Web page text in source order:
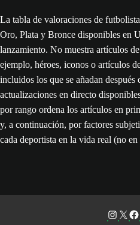
La tabla de valoraciones de
Oro, Plata y Bronce disponibles en
lanzamiento. No muestra artículos
ejemplo, héroes, iconos o artículos
incluidos los que se añadan
actualizaciones en directo
por rango ordena los artículos en
y, a continuación, por factores
cada deportista en la vida real (no